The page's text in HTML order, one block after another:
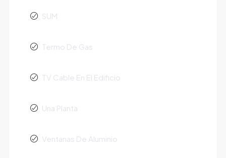
SUM
Termo De Gas
TV Cable En El Edificio
Una Planta
Ventanas De Aluminio